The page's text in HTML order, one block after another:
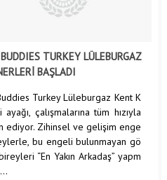
TURKEY LÜLEBURGAZ
BAŞLADI
Turkey Lüleburgaz Kent K
ayağı, çalışmalarına tüm hızıyla
ediyor. Zihinsel ve gelişim enge
bu engeli bulunmayan gö
“En Yakın Arkadaş” yapm